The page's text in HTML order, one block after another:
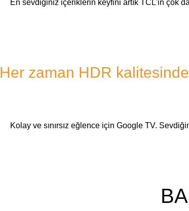
En sevdiğiniz içeriklerin keyfini artık TCL'in çok
Her zaman HDR
Kolay ve sınırsız eğlence için Google TV.